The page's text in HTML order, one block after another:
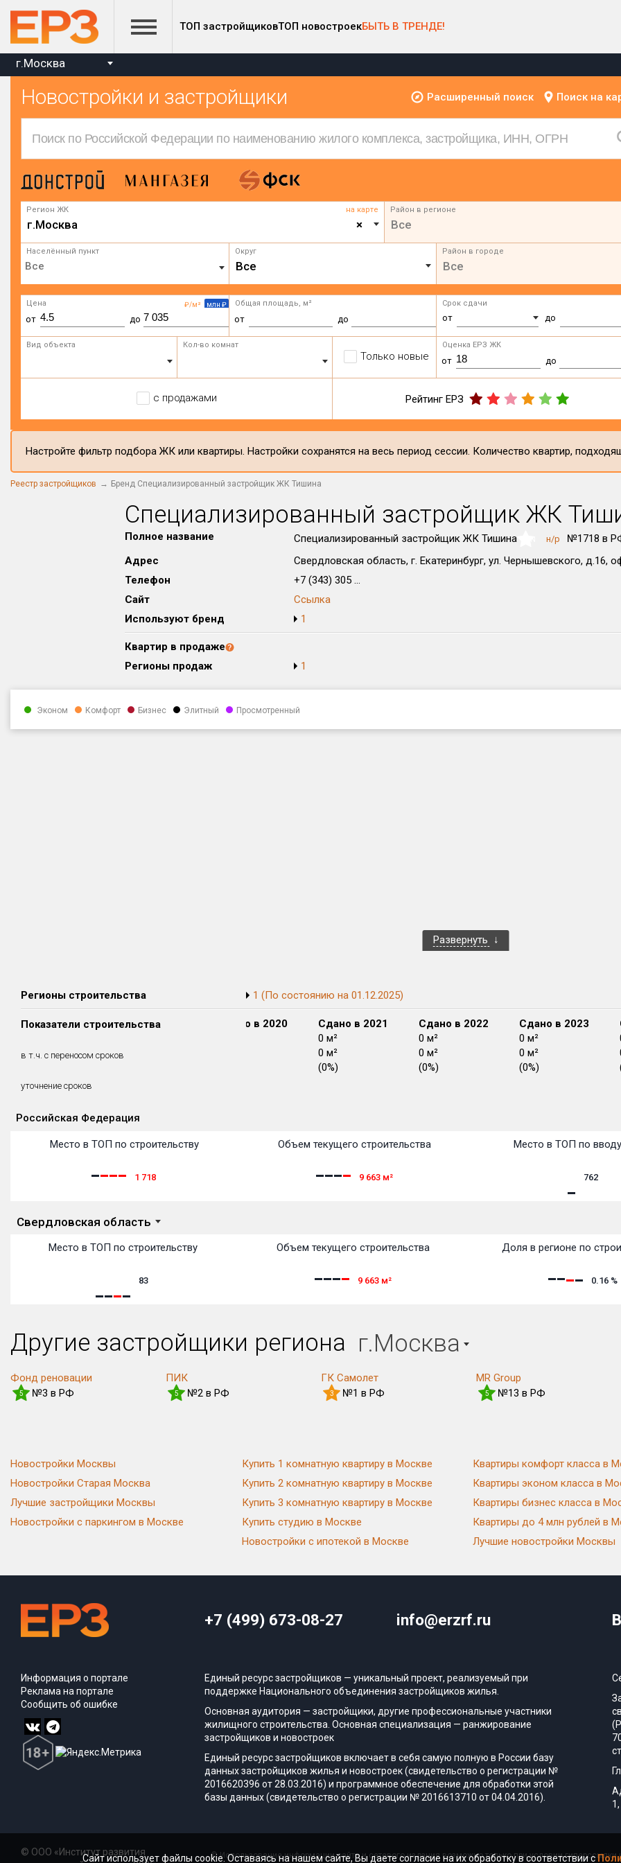
ТОП застройщиковТОП новостроекБЫТЬ В ТРЕНДЕ!
г.Москва
Новостройки и застройщики Расширенный поиск Поиск на
Регион ЖК на карте
×
г.Москва
Район в регионе
Все
Населённый пункт Округ
Все
Район в городе
Все
₽/м² млн ₽
Цена
от до
Общая площадь, м²
от до
Срок сдачи
от до
Вид объекта Кол-во комнат
Только новые
Оценка ЕРЗ ЖК
от до
с продажами Рейтинг ЕРЗ
Настройте фильтр подбора ЖК или квартиры. Настройки сохранятся на весь период сессии. Количество квартир,
Реестр застройщиков Бренд Специализированный застройщик ЖК Тишина
Специализированный застройщик ЖК
Полное название
Специализированный застройщик ЖК Тишина н/р
№1718 в
Адрес
Свердловская область, г. Екатеринбург, ул. Чернышевского, д.16,
Телефон
+7 (343) 305 ...
Сайт
Ссылка
Используют бренд
1
Квартир в продаже
Регионы продаж
1
Эконом Комфорт Бизнес Элитный Просмотренный
Развернуть
Регионы строительства 1 (По состоянию на 01.12.2025)
Показатели строительства
в т.ч. с переносом сроков
уточнение сроков
Сдано в 2018
0 м²
Сдано в 2019
0 м²
Сдано в 2020
Сдано в 2021
0 м²
0 м²
(0%)
Сдано в 2022
0 м²
0 м²
(0%)
Сдано в 2023
0 м²
0 м²
(0%)
Российская Федерация
Место в ТОП по строительству
1 718
Объем текущего строительства
9 663 м²
Место в ТОП по
762
Свердловская область
Место в ТОП по строительству
83
Объем текущего строительства
9 663 м²
Доля в регионе по
0.16 %
Другие застройщики региона г.Москва
Фонд реновации
5 №3 в РФ
ПИК
5 №2 в РФ
ГК Самолет
3 №1 в РФ
MR Group
5 №13 в РФ
Новостройки Москвы
Новостройки Старая Москва
Лучшие застройщики Москвы
Новостройки с паркингом в Москве
Купить 1 комнатную квартиру в Москве
Купить 2 комнатную квартиру в Москве
Купить 3 комнатную квартиру в Москве
Купить студию в Москве
Новостройки с ипотекой в Москве
Квартиры комфорт класса в
Квартиры эконом класса в
Квартиры бизнес класса в
Квартиры до 4 млн рублей в
Лучшие новостройки Москвы
+7 (499) 673-08-27 info@erzrf.ru
Информация о портале
Реклама на портале
Сообщить об ошибке
Единый ресурс застройщиков — уникальный проект, реализуемый при
поддержке Национального объединения застройщиков жилья.
Основная аудитория — застройщики, другие профессиональные участники
жилищного строительства. Основная специализация — ранжирование
застройщиков и новостроек
Единый ресурс застройщиков включает в себя самую полную в России базу
данных застройщиков жилья и новостроек (свидетельство о регистрации №
2016620396 от 28.03.2016) и программное обеспечение для обработки этой
базы данных (свидетельство о регистрации № 2016613710 от 04.04.2016).
© ООО «Институт развития
© Использование информации сайта и сетевого издания возможно только при условии
Сайт использует файлы cookie. Оставаясь на нашем сайте, Вы даете согласие на их обработку в соответствии с